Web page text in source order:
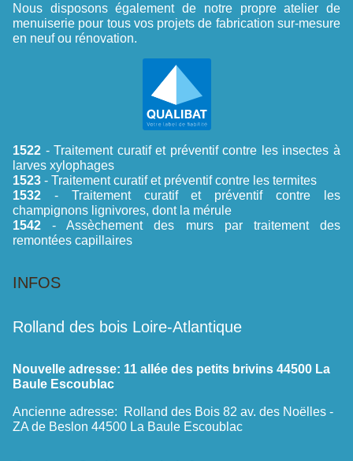
Nous disposons également de notre propre atelier de
menuiserie pour tous vos projets de fabrication sur-mesure
en neuf ou rénovation.
1522 - Traitement curatif et préventif contre les insectes à
larves xylophages
1523 - Traitement curatif et préventif contre les termites
1532 - Traitement curatif et préventif contre les
champignons lignivores, dont la mérule
1542 - Assèchement des murs par traitement des
remontées capillaires
INFOS
Rolland des bois Loire-Atlantique
Nouvelle adresse: 11 allée des petits brivins 44500 La
Baule Escoublac
Ancienne adresse:
Rolland des Bois 82 av. des Noëlles -
ZA de Beslon 44500 La Baule Escoublac